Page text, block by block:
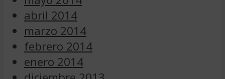
abril 2014
marzo 2014
febrero 2014
enero 2014